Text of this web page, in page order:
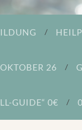
26
GUIDE“ 0€